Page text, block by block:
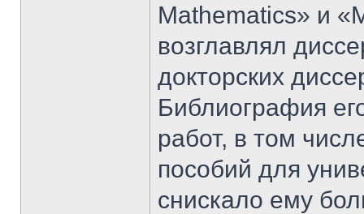
Mathematics» и
возглавлял
докторских
Библиография
работ, в том
пособий для
снискало ему